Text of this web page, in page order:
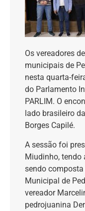
Os vereadores
municipais de
nesta quarta-
do Parlamento
PARLIM. O
lado brasileiro
Borges Capilé.
A sessão foi
Miudinho, tendo
sendo
Municipal de
vereador
pedrojuanina